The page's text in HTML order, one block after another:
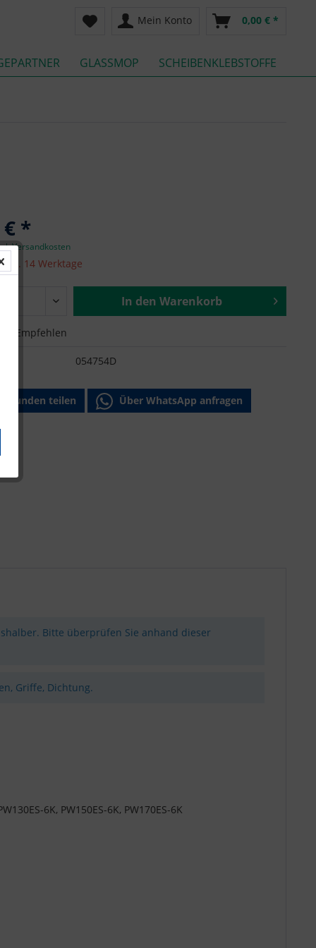
Mein Konto 0,00 € *
GLASSMOP SCHEIBENKLEBSTOFFE
€ *
Versandkosten
ca. 14 Werktage
In den Warenkorb
Empfehlen
054754D
teilen Über WhatsApp anfragen
Bitte überprüfen Sie anhand dieser
Griffe, Dichtung.
6K, PW150ES-6K, PW170ES-6K